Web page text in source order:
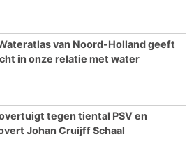
van Noord-Holland geeft
in onze relatie met water
tegen tiental PSV en
Johan Cruijff Schaal